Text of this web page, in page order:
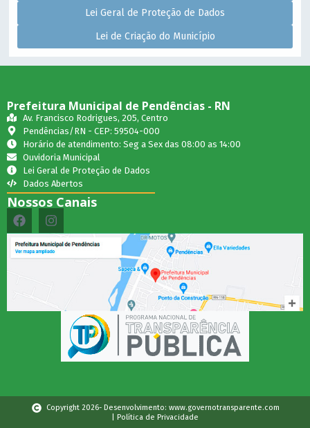
Lei Geral de Proteção de Dados
Lei de Criação do Município
Prefeitura Municipal de Pendências - RN
Av. Francisco Rodrigues, 205, Centro
Pendências/RN - CEP: 59504-000
Horário de atendimento: Seg a Sex das 08:00 as 14:00
Ouvidoria Municipal
Lei Geral de Proteção de Dados
Dados Abertos
Nossos Canais
Copyright 2026- Desenvolvimento: www.governotransparente.com
| Política de Privacidade